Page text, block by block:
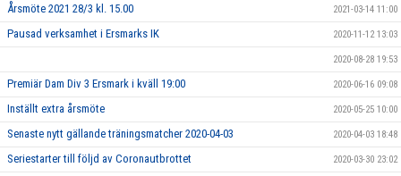
Årsmöte 2021 28/3 kl. 15.00 2021-03-14 11:00
Pausad verksamhet i Ersmarks IK 2020-11-12 13:03
2020-08-28 19:53
Premiär Dam Div 3 Ersmark i kväll 19:00 2020-06-16 09:08
Inställt extra årsmöte 2020-05-25 10:00
Senaste nytt gällande träningsmatcher 2020-04-03 2020-04-03 18:48
Seriestarter till följd av Coronautbrottet 2020-03-30 23:02